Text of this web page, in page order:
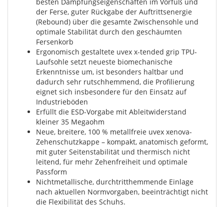
der Ferse, guter Rückgabe der Auftrittsenergie
(Rebound) über die gesamte Zwischensohle und
optimale Stabilität durch den geschäumten
Fersenkorb
Ergonomisch gestaltete uvex x-tended grip TPU-
Laufsohle setzt neueste biomechanische
Erkenntnisse um, ist besonders haltbar und
dadurch sehr rutschhemmend, die Profilierung
eignet sich insbesondere für den Einsatz auf
Industrieböden
Erfüllt die ESD-Vorgabe mit Ableitwiderstand
kleiner 35 Megaohm
Neue, breitere, 100 % metallfreie uvex xenova-
Zehenschutzkappe – kompakt, anatomisch geformt,
mit guter Seitenstabilität und thermisch nicht
leitend, für mehr Zehenfreiheit und optimale
Passform
Nichtmetallische, durchtritthemmende Einlage
nach aktuellen Normvorgaben, beeinträchtigt nicht
die Flexibilität des Schuhs.